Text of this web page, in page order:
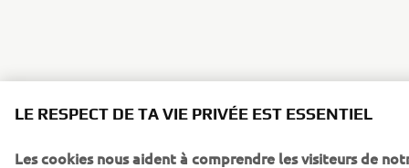
LE RESPECT DE TA VIE PRIVÉE EST ESSENTIEL
Les cookies nous aident à comprendre les visiteurs de